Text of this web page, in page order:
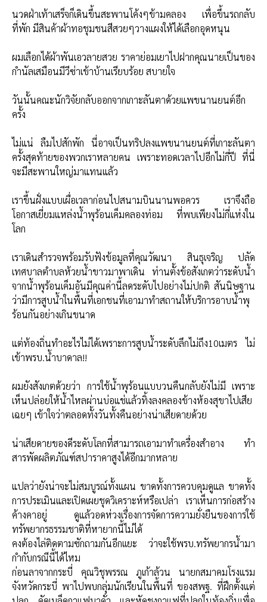
นวดฝ่าเท้าเสร็จก็เดินขึ้นสะพานโค้งๆข้ามคลอง เพื่อขึ้นรถกลับ
ที่พัก มีสินค้าผ้าทอชุมชนสีสวยๆวางแผงให้ได้เลือกอุดหนุน
ผมเลือกได้ผ้าพันเอวลายสวย ราคาย่อมเยาไปฝากคุณนายเป็นของ
กำนัลเสมือนมีวีซ่าเข้าบ้านเรียบร้อย สบายใจ
วันนั้นคณะนักวิจัยกลับออกจากเกาะลันตาด้วยแพขนานยนต์อีก
ครั้ง
ไม่แน่ ลืมไปสักพัก นี่อาจเป็นทริปลงแพขนานยนต์ที่เกาะลันตา
ครั้งสุดท้ายของพวกเราหลายคน เพราะทอดเวลาไปอีกไม่กี่ปี ที่นี่
จะมีสะพานใหญ่มาแทนแล้ว
เราขึ้นฝั่งแบบเผื่อเวลาก่อนไปสนามบินนานพอควร เราจึงถือ
โอกาสเยี่ยมแหล่งน้ำพุร้อนเค็มคลองท่อม ที่พบเพียงไม่กี่แห่งใน
โลก
เราเดินสำรวจพร้อมรับฟังข้อมูลที่คุณวัฒนา สินธุเจริญ ปลัด
เทศบาลตำบลห้วยน้ำขาวมาพาเดิน ท่านตั้งข้อสังเกตว่าระดับน้ำ
จากน้ำพุร้อนเค็มอันมีคุณค่านี้ลดระดับไปอย่างไม่ปกติ สันนิษฐาน
ว่ามีการสูบน้ำในพื้นที่เอกชนที่เอามาทำสถานให้บริการอาบน้ำพุ
ร้อนกันอย่างเกินขนาด
แต่ท้องถิ่นทำอะไรไม่ได้เพราะการสูบน้ำระดับลึกไม่ถึง10เมตร ไม่
เข้าพรบ.น้ำบาดาล!!
ผมยังสังเกตด้วยว่า การใช้น้ำพุร้อนแบบวนคืนกลับยังไม่มี เพราะ
เห็นปล่อยให้น้ำไหลผ่านบ่อแช่แล้วทิ้งลงคลองข้างห้องสุขาไปเสีย
เฉยๆ เข้าใจว่าตลอดทั้งวันทั้งคืนอย่างน่าเสียดายด้วย
น่าเสียดายของดีระดับโลกที่สามารถเอามาทำเครื่องสำอาง ทำ
สารพัดผลิตภัณฑ์สปาราคาสูงได้อีกมากหลาย
แปลว่ายังน่าจะไม่สมบูรณ์ทั้งแผน ขาดทั้งการควบคุมดูแล ขาดทั้ง
การประเมินและเปิดเผยชุดวิเคราะห์หรือเปล่า เราเห็นการก่อสร้าง
ค้างคาอยู่ ดูแล้วอดห่วงเรื่องการจัดการความยั่งยืนของการใช้
ทรัพยากรธรรมชาติที่หายากนี้ไม่ได้
คงต้องไล่ติดตามซักถามกันอีกเเยะ ว่าจะใช้พรบ.ทรัพยากรน้ำมา
กำกับกรณีนี้ได้ไหม
ก่อนลาจากกระบี่ คุณวิชุพรรณ ภูเก้าล้วน นายกสมาคมโรงแรม
จังหวัดกระบี่ พาไปพบกลุ่มนักเรียนในพื้นที่ ของสพฐ. ที่ฝึกตั้งแต่